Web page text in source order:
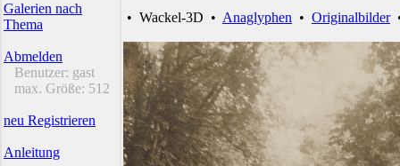
Galerien nach
Thema
Abmelden
Benutzer: gast
max. Größe: 512
neu Registrieren
Anleitung
• Wackel-3D • Anaglyphen • Originalbilder